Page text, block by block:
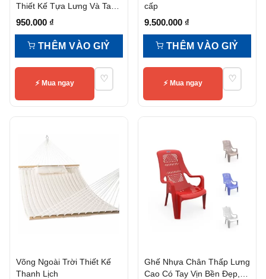
Thiết Kế Tựa Lưng Và Tay
Vịn
950.000 ₫
THÊM VÀO GIỶ
⚡ Mua ngay ♡
cấp
9.500.000 ₫
THÊM VÀO GIỶ
⚡ Mua ngay ♡
Võng Ngoài Trời Thiết Kế
Thanh Lịch
Ghế Nhựa Chân Thấp Lưng
Cao Có Tay Vịn Bền Đẹp,